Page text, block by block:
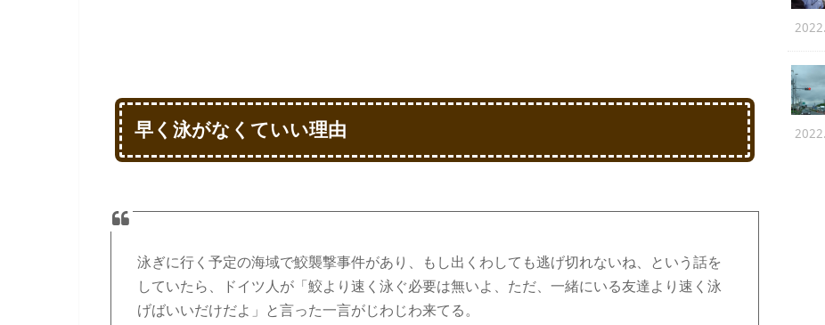
早く泳がなくていい理由
泳ぎに行く予定の海域で鮫襲撃事件があり、もし出くわしても逃げ切れないね、という話を
していたら、ドイツ人が「鮫より速く泳ぐ必要は無いよ、ただ、一緒にいる友達より速く泳
げばいいだけだよ」と言った一言がじわじわ来てる。